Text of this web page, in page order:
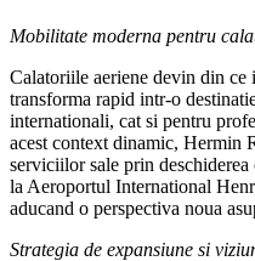
Mobilitate moderna pentru
Calatoriile aeriene devin din ce
transforma rapid intr-o
internationali, cat si pentru
acest context dinamic, Hermin
serviciilor sale prin
la Aeroportul International
aducand o perspectiva noua
Strategia de expansiune si